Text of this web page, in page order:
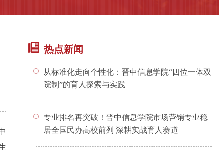
热点新闻
从标准化走向个性化：晋中信息学院“四位一体双
院制”的育人探索与实践
专业排名再突破！晋中信息学院市场营销专业稳
居全国民办高校前列 深耕实战育人赛道